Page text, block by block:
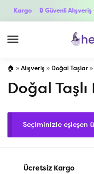
Kargo 🔒 Güvenli Alışveriş
🏠 » Alışveriş » Doğal Taşlar »
Doğal
Seçiminizle eşleşen
Ücretsiz Kargo